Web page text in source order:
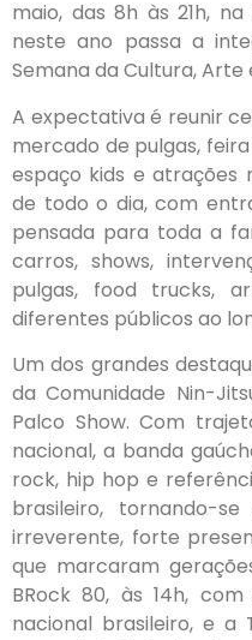
maio, das 8h às 21h,
neste ano passa a
Semana da Cultura,
A expectativa é reunir
mercado de pulgas,
espaço kids e atrações
de todo o dia, com
pensada para toda a
carros, shows,
pulgas, food trucks,
diferentes públicos ao
Um dos grandes
da Comunidade Nin-
Palco Show. Com
nacional, a banda
rock, hip hop e
brasileiro, tornando-
irreverente, forte
que marcaram
BRock 80, às 14h,
nacional brasileiro, e a